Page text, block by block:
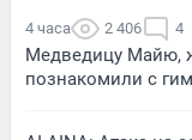
4 часа 2 406 4
Медведицу Майю,
познакомили с